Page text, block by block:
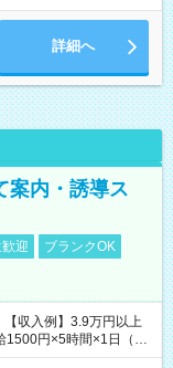
詳細へ
案内・誘導ス
迎
ブランクOK
収入例】3.9万円以上
円×5時間×1日（実